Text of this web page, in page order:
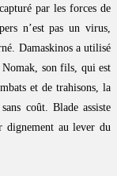
par les forces de
n’est pas un virus,
Damaskinos a utilisé
Nomak, son fils, qui est
et de trahisons, la
coût. Blade assiste
dignement au lever du